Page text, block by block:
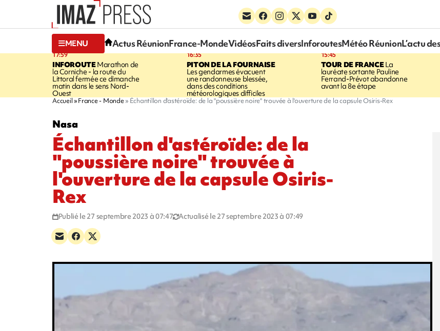
MENU Actus RéunionFrance-MondeVidéosFaits diversInforoutesMétéo RéunionL’actu
17:59
INFOROUTEMarathon de
la Corniche - la route du
Littoral fermée ce dimanche
matin dans le sens Nord-
Ouest
16:35
PITON DE LA FOURNAISE
Les gendarmes évacuent
une randonneuse blessée,
dans des conditions
météorologiques difficiles
15:45
TOUR DE FRANCELa
lauréate sortante Pauline
Ferrand-Prévot abandonne
avant la 8e étape
Accueil France - Monde Échantillon d'astéroïde: de la "poussière noire" trouvée à l'ouverture de la capsule Osiris-Rex
Nasa
Échantillon d'astéroïde: de la
"poussière noire" trouvée à
l'ouverture de la capsule Osiris-
Rex
Publié le 27 septembre 2023 à 07:47 Actualisé le 27 septembre 2023 à 07:49